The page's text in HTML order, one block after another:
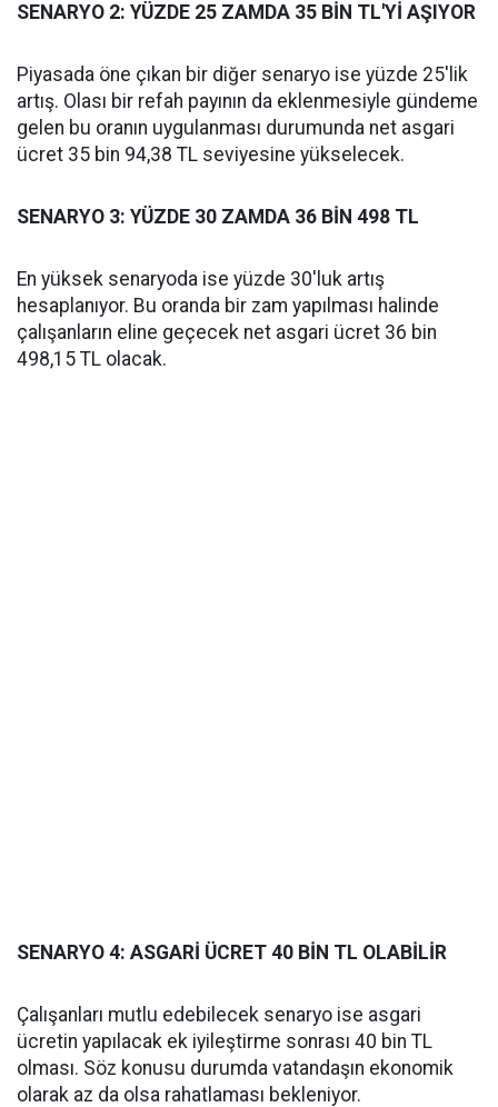
SENARYO 2: YÜZDE 25 ZAMDA 35 BİN TL'Yİ AŞIYOR
Piyasada öne çıkan bir diğer senaryo ise yüzde 25'lik
artış. Olası bir refah payının da eklenmesiyle gündeme
gelen bu oranın uygulanması durumunda net asgari
ücret 35 bin 94,38 TL seviyesine yükselecek.
SENARYO 3: YÜZDE 30 ZAMDA 36 BİN 498 TL
En yüksek senaryoda ise yüzde 30'luk artış
hesaplanıyor. Bu oranda bir zam yapılması halinde
çalışanların eline geçecek net asgari ücret 36 bin
498,15 TL olacak.
SENARYO 4: ASGARİ ÜCRET 40 BİN TL OLABİLİR
Çalışanları mutlu edebilecek senaryo ise asgari
ücretin yapılacak ek iyileştirme sonrası 40 bin TL
olması. Söz konusu durumda vatandaşın ekonomik
olarak az da olsa rahatlaması bekleniyor.